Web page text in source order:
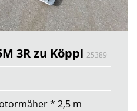
3R zu Köppl 25389
* 2,5 m